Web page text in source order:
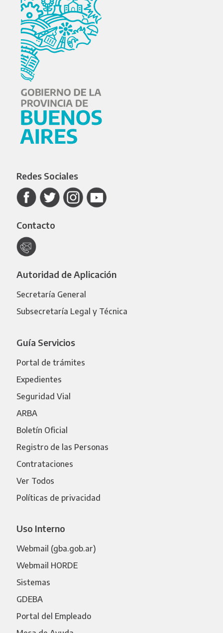
Redes Sociales
Contacto
Autoridad de Aplicación
Secretaría General
Subsecretaría Legal y Técnica
Guía Servicios
Portal de trámites
Expedientes
Seguridad Vial
ARBA
Boletín Oficial
Registro de las Personas
Contrataciones
Ver Todos
Políticas de privacidad
Uso Interno
Webmail (gba.gob.ar)
Webmail HORDE
Sistemas
GDEBA
Portal del Empleado